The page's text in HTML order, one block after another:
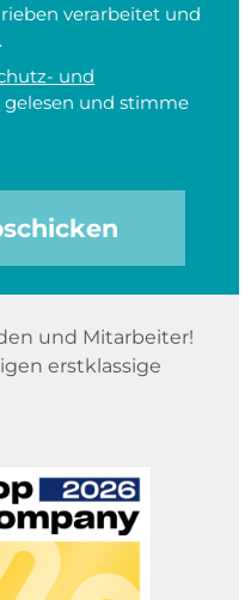
verarbeitet und
und
gelesen und stimme
und Mitarbeiter!
erstklassige